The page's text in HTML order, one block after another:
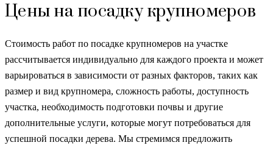
Цены на посадку крупномеров
Стоимость работ по посадке крупномеров на участке
рассчитывается индивидуально для каждого проекта и может
варьироваться в зависимости от разных факторов, таких как
размер и вид крупномера, сложность работы, доступность
участка, необходимость подготовки почвы и другие
дополнительные услуги, которые могут потребоваться для
успешной посадки дерева. Мы стремимся предложить